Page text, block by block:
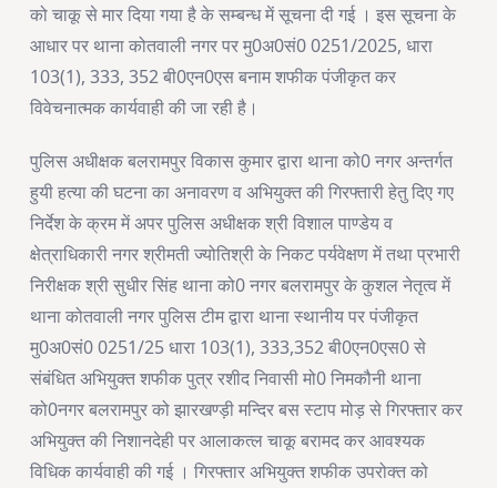
को चाकू से मार दिया गया है के सम्बन्ध में सूचना दी गई । इस सूचना के
आधार पर थाना कोतवाली नगर पर मु0अ0सं0 0251/2025, धारा
103(1), 333, 352 बी0एन0एस बनाम शफीक पंजीकृत कर
विवेचनात्मक कार्यवाही की जा रही है।
पुलिस अधीक्षक बलरामपुर विकास कुमार द्वारा थाना को0 नगर अन्तर्गत
हुयी हत्या की घटना का अनावरण व अभियुक्त की गिरफ्तारी हेतु दिए गए
निर्देश के क्रम में अपर पुलिस अधीक्षक श्री विशाल पाण्डेय व
क्षेत्राधिकारी नगर श्रीमती ज्योतिश्री के निकट पर्यवेक्षण में तथा प्रभारी
निरीक्षक श्री सुधीर सिंह थाना को0 नगर बलरामपुर के कुशल नेतृत्व में
थाना कोतवाली नगर पुलिस टीम द्वारा थाना स्थानीय पर पंजीकृत
मु0अ0सं0 0251/25 धारा 103(1), 333,352 बी0एन0एस0 से
संबंधित अभियुक्त शफीक पुत्र रशीद निवासी मो0 निमकौनी थाना
को0नगर बलरामपुर को झारखण्ड़ी मन्दिर बस स्टाप मोड़ से गिरफ्तार कर
अभियुक्त की निशानदेही पर आलाकत्ल चाकू बरामद कर आवश्यक
विधिक कार्यवाही की गई । गिरफ्तार अभियुक्त शफीक उपरोक्त को